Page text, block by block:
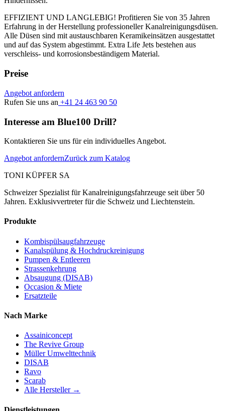
EFFIZIENT UND LANGLEBIG! Profitieren Sie von 35 Jahren
Erfahrung in der Herstellung professioneller Kanalreinigungsdüsen.
Alle Düsen sind mit austauschbaren Keramikeinsätzen ausgestattet
und auf das System abgestimmt. Extra Life Jets bestehen aus
verschleiss- und korrosionsbeständigem Material.
Preise
Angebot anfordern
Rufen Sie uns an +41 24 463 90 50
Interesse am Blue100 Drill?
Kontaktieren Sie uns für ein individuelles Angebot.
Angebot anfordernZurück zum Katalog
TONI KÜPFER SA
Schweizer Spezialist für Kanalreinigungsfahrzeuge seit über 50
Jahren. Exklusivvertreter für die Schweiz und Liechtenstein.
Produkte
Kombispülsaugfahrzeuge
Kanalspülung & Hochdruckreinigung
Pumpen & Entleeren
Strassenkehrung
Absaugung (DISAB)
Occasion & Miete
Ersatzteile
Nach Marke
Assainiconcept
The Revive Group
Müller Umwelttechnik
DISAB
Ravo
Scarab
Alle Hersteller →